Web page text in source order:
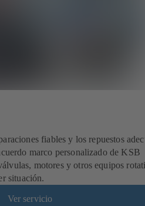
fiables y los repuestos
marco personalizado de KSB
motores y otros equipos
situación.
Ver servicio